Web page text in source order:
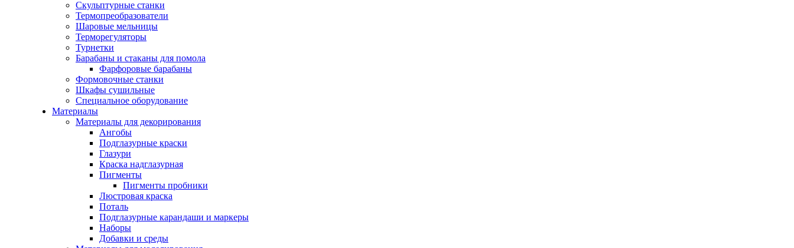
Скульптурные станки
Термопреобразователи
Шаровые мельницы
Терморегуляторы
Турнетки
Барабаны и стаканы для помола
Фарфоровые барабаны
Формовочные станки
Шкафы сушильные
Специальное оборудование
Материалы
Материалы для декорирования
Ангобы
Подглазурные краски
Глазури
Краска надглазурная
Пигменты
Пигменты пробники
Люстровая краска
Поталь
Подглазурные карандаши и маркеры
Наборы
Добавки и среды